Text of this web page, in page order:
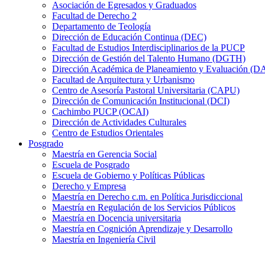
Asociación de Egresados y Graduados
Facultad de Derecho 2
Departamento de Teología
Dirección de Educación Continua (DEC)
Facultad de Estudios Interdisciplinarios de la PUCP
Dirección de Gestión del Talento Humano (DGTH)
Dirección Académica de Planeamiento y Evaluación
Facultad de Arquitectura y Urbanismo
Centro de Asesoría Pastoral Universitaria (CAPU)
Dirección de Comunicación Institucional (DCI)
Cachimbo PUCP (OCAI)
Dirección de Actividades Culturales
Centro de Estudios Orientales
Posgrado
Maestría en Gerencia Social
Escuela de Posgrado
Escuela de Gobierno y Políticas Públicas
Derecho y Empresa
Maestría en Derecho c.m. en Política Jurisdiccional
Maestría en Regulación de los Servicios Públicos
Maestría en Docencia universitaria
Maestría en Cognición Aprendizaje y Desarrollo
Maestría en Ingeniería Civil